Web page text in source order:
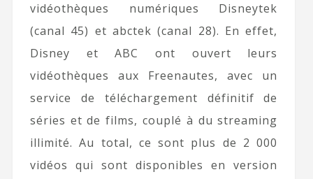
vidéothèques numériques Disneytek
(canal 45) et abctek (canal 28). En effet,
Disney et ABC ont ouvert leurs
vidéothèques aux Freenautes, avec un
service de téléchargement définitif de
séries et de films, couplé à du streaming
illimité. Au total, ce sont plus de 2 000
vidéos qui sont disponibles en version